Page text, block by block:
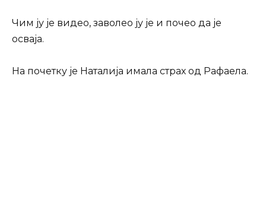
Чим ју је видео, заволео ју је и почео да је
осваја.
На почетку је Наталија имала страх од Рафаела.